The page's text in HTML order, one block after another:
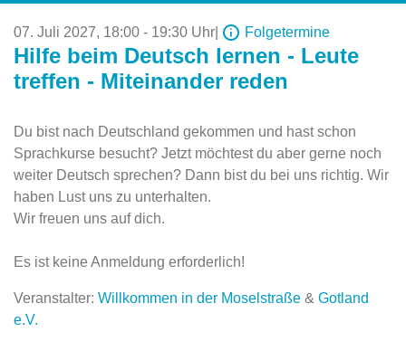
07. Juli 2027, 18:00 - 19:30 Uhr Folgetermine
Hilfe beim Deutsch lernen - Leute
treffen - Miteinander reden
Du bist nach Deutschland gekommen und hast schon
Sprachkurse besucht? Jetzt möchtest du aber gerne noch
weiter Deutsch sprechen? Dann bist du bei uns richtig. Wir
haben Lust uns zu unterhalten.
Wir freuen uns auf dich.
Es ist keine Anmeldung erforderlich!
Veranstalter: Willkommen in der Moselstraße & Gotland
e.V.